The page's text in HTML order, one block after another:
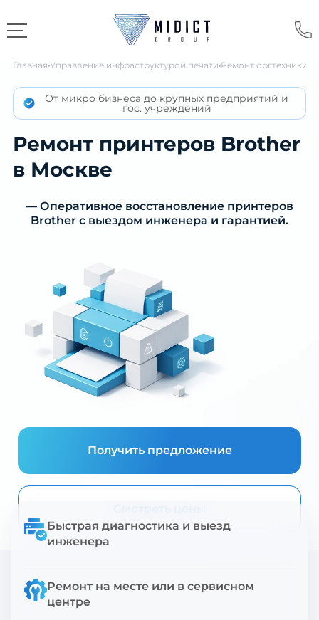
Главная Управление инфраструктурой печати Ремонт оргтехники
От микро бизнеса до крупных предприятий и
гос. учреждений
Ремонт принтеров Brother
в Москве
— Оперативное восстановление принтеров
Brother с выездом инженера и гарантией.
Получить предложение
Быстрая диагностика и выезд
инженера
Ремонт на месте или в сервисном
центре